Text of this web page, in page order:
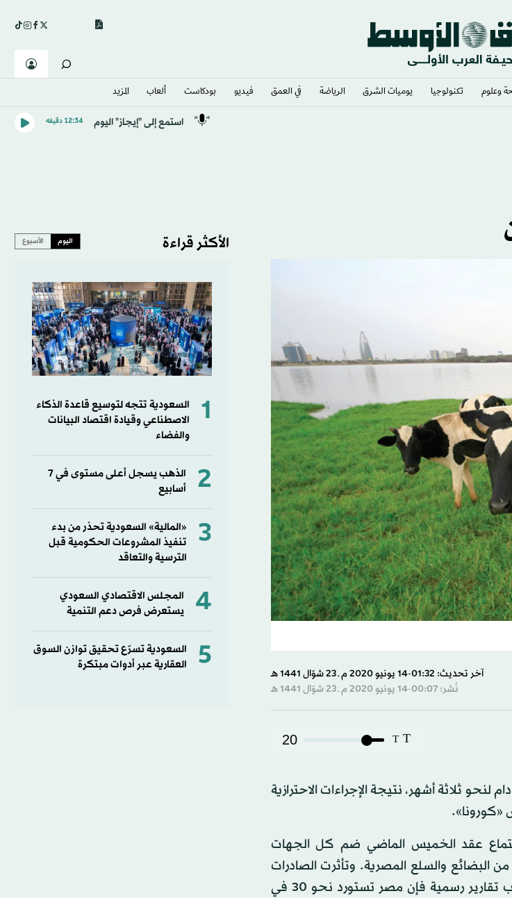
وعلوم تكنولوجيا يوميات الشرق​ الرياضة في العمق فيديو بودكاست ألعاب المزيد
استمع إلى "إيجاز" اليوم 12:34 دقيقه
آخر تحديث: 01:32-14 يونيو 2020 م ـ 23 شوّال 1441 هـ
نُشر: 00:07-14 يونيو 2020 م ـ 23 شوّال 1441 هـ
T
T
20
ثلاثة أشهر، نتيجة الإجراءات الاحترازية
«كورونا».
عقد الخميس الماضي ضم كل الجهات
البضائع والسلع المصرية. وتأثرت الصادرات
السودانية إلى مصر، نتيجة إغلاق المعبر الحدودي مارس (آذار) الماضي، وبحسب تقارير رسمية فإن مصر تستورد نحو 30 في
الأكثر قراءة اليوم الأسبوع
1
السعودية تتجه لتوسيع قاعدة الذكاء
الاصطناعي وقيادة اقتصاد البيانات
والفضاء
2
الذهب يسجل أعلى مستوى في 7
أسابيع
3
«المالية» السعودية تحذر من بدء
تنفيذ المشروعات الحكومية قبل
الترسية والتعاقد
4
المجلس الاقتصادي السعودي
يستعرض فرص دعم التنمية
5
السعودية تسرّع تحقيق توازن السوق
العقارية عبر أدوات مبتكرة